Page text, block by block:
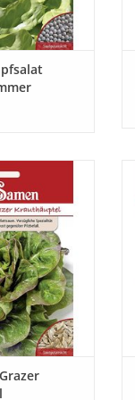
bildet
mit rotem
Spezialität
Robust
Pilzbefall.
HINZUFÜGEN